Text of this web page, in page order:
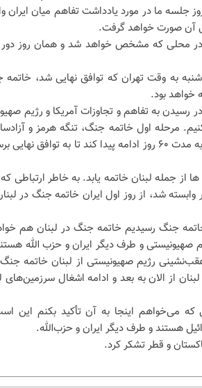
جلسه ما در مورد یادداشت تفاهم میان ایران
آن صورت خواهد گرفت.
در محلی که مشخص خواهد شد و همان روز دور
به وقت تهران که توافق نهایی شد،
خواهد بود.
رسیدن به تفاهم و تجاوزات آمریکا و رژیم
مرحله اول خاتمه جنگ، تنگه هرمز و
بازسازی مطرح شد. بعد مذاکرات به مدت ۶۰ روز ادامه پیدا
جمله لبنان خاتمه یابد. به خاطر ارتباطی
شد، از روز اول ایران خاتمه جنگ در
جنگ رسیدیم خاتمه جنگ در لبنان هم
صهیونیستی و طرف دیگر ایران و حزب الله
رژیم صهیونیستی از لبنان خاتمه
از الان به بعد و ادامه اشغال
که می‌خواهم اینجا به آن تأکید بکنم این
هستند و طرف دیگر ایران و حزب‌الله.
و قطر تشکر کرد.